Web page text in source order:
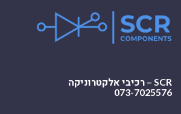
SCR – רכיבי אלקטרוניקה
073-7025576